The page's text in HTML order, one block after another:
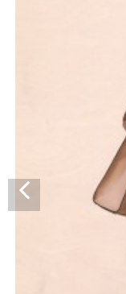
широкими
композицией для
кэжуал,
английский
классическими и
Струящийся мех
силуэта
обладательницы.
аксессуаров и не
украшениях.
*описание несет
правила ухода